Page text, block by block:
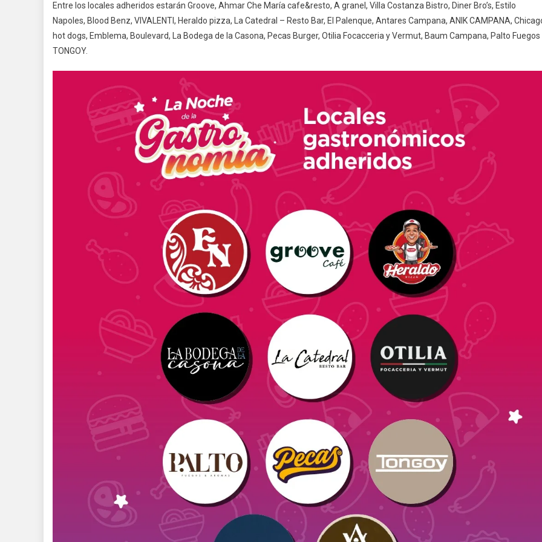
Entre los locales adheridos estarán Groove, Ahmar Che María cafe&resto, A granel, Villa Costanza Bistro, Diner Bro’s, Estilo
Napoles, Blood Benz, VIVALENTI, Heraldo pizza, La Catedral – Resto Bar, El Palenque, Antares Campana, ANIK CAMPANA,
hot dogs, Emblema, Boulevard, La Bodega de la Casona, Pecas Burger, Otilia Focacceria y Vermut, Baum Campana, Palto Fuegos
TONGOY.